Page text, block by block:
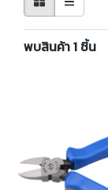
พบสินค้า 1 ชิ้น